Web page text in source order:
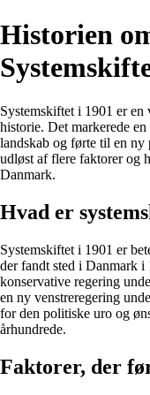
Historien
Systemskiftet i 1901 er
historie. Det markerede
landskab og førte til en
udløst af flere faktorer og
Danmark.
Hvad er
Systemskiftet i 1901 er
der fandt sted i Danmark i
konservative regering
en ny venstreregering
for den politiske uro og
århundrede.
Faktorer, der